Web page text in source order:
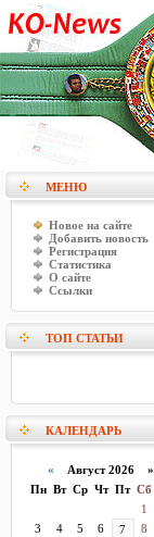
МЕНЮ
Новое на сайте
Добавить новость
Регистрация
Статистика
О сайте
Ссылки
ТОП СТАТЬИ
КАЛЕНДАРЬ
« Август 2026 »
Пн Вт Ср Чт Пт Сб
1
3
4 5 6 7 8